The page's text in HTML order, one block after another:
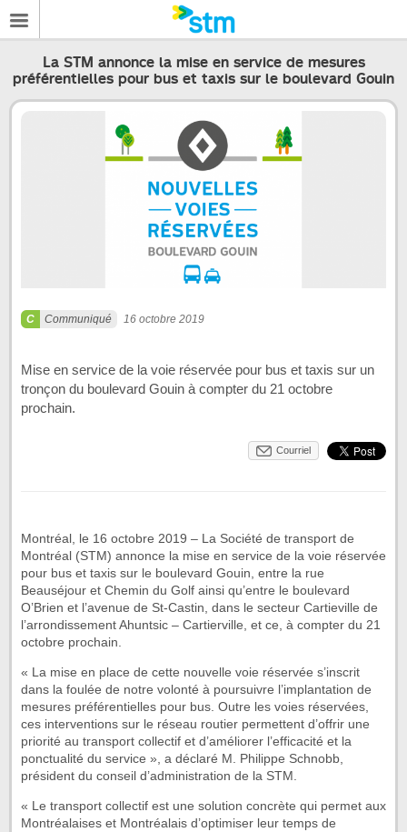
La STM annonce la mise en service de mesures
préférentielles pour bus et taxis sur le boulevard Gouin
Communiqué 16 octobre 2019
Mise en service de la voie réservée pour bus et taxis sur un
tronçon du boulevard Gouin à compter du 21 octobre
prochain.
Courriel
Montréal, le 16 octobre 2019 – La Société de transport de
Montréal (STM) annonce la mise en service de la voie réservée
pour bus et taxis sur le boulevard Gouin, entre la rue
Beauséjour et Chemin du Golf ainsi qu’entre le boulevard
O’Brien et l’avenue de St-Castin, dans le secteur Cartieville de
l’arrondissement Ahuntsic – Cartierville, et ce, à compter du 21
octobre prochain.
« La mise en place de cette nouvelle voie réservée s’inscrit
dans la foulée de notre volonté à poursuivre l’implantation de
mesures préférentielles pour bus. Outre les voies réservées,
ces interventions sur le réseau routier permettent d’offrir une
priorité au transport collectif et d’améliorer l’efficacité et la
ponctualité du service », a déclaré M. Philippe Schnobb,
président du conseil d’administration de la STM.
« Le transport collectif est une solution concrète qui permet aux
Montréalaises et Montréalais d’optimiser leur temps de